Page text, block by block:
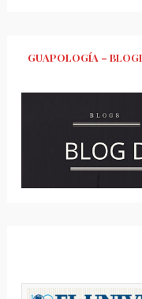
GUAPOLOGÍA –